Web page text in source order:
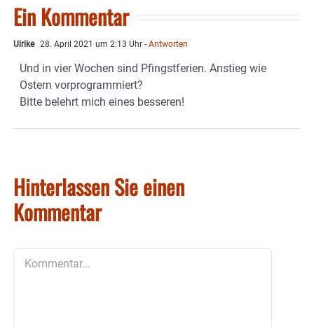
Ein Kommentar
Ulrike 28. April 2021 um 2:13 Uhr - Antworten
Und in vier Wochen sind Pfingstferien. Anstieg wie
Ostern vorprogrammiert?
Bitte belehrt mich eines besseren!
Hinterlassen Sie einen
Kommentar